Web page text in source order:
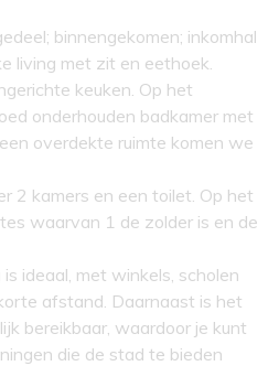
binnengekomen; inkomhal
living met zit en eethoek.
keuken. Op het
onderhouden badkamer met
overdekte ruimte komen we
2 kamers en een toilet. Op het
waarvan 1 de zolder is en de
ideaal, met winkels, scholen
afstand. Daarnaast is het
bereikbaar, waardoor je kunt
die de stad te bieden